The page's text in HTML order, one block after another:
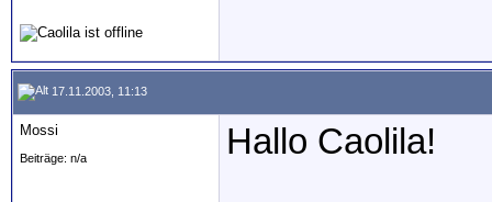
17.11.2003, 11:13
Mossi
Beiträge: n/a Hallo Caolila!